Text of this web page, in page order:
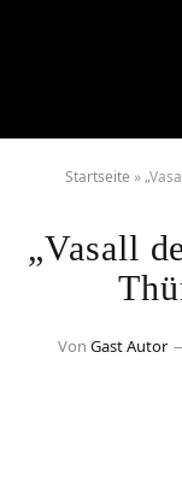
Startseite »
„Vasall
Von Gast Autor